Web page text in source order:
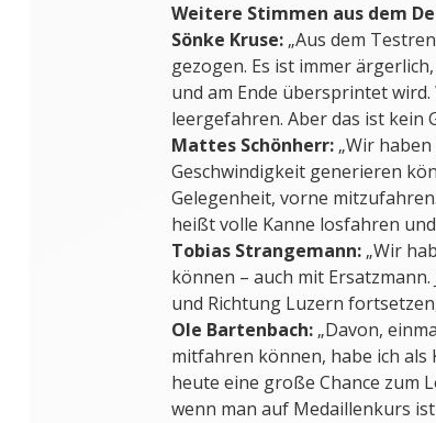
Weitere Stimmen aus dem
Sönke Kruse:„Aus dem
gezogen. Es ist immer
und am Ende übersprintet
leergefahren. Aber das ist kein
Mattes Schönherr:„Wir haben
Geschwindigkeit generieren
Gelegenheit, vorne
heißt volle Kanne losfahren
Tobias Strangemann:„Wir
können – auch mit
und Richtung Luzern
Ole Bartenbach:„Davon,
mitfahren können, habe ich als
heute eine große Chance zum
wenn man auf Medaillenkurs